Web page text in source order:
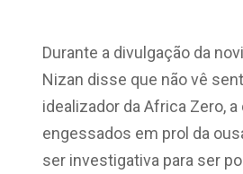
Durante a divulgação da
Nizan disse que não vê
idealizador da Africa Zero,
engessados em prol da
ser investigativa para ser